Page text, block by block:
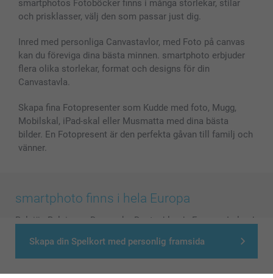
Skapa din Spelkort med personlig framsida
MyNameBook
Fotoramar & Tillbehör
Presentkort
Alla fotoprodukter
Villkor och garantier
Priser & betalning
smartphotos Fotoböcker finns i många storlekar, stilar
och prisklasser, välj den som passar just dig.
Inred med personliga Canvastavlor, med Foto på canvas
kan du föreviga dina bästa minnen. smartphoto erbjuder
flera olika storlekar, format och designs för din
Canvastavla.
Skapa fina Fotopresenter som Kudde med foto, Mugg,
Mobilskal, iPad-skal eller Musmatta med dina bästa
bilder. En Fotopresent är den perfekta gåvan till familj och
vänner.
smartphoto finns i hela Europa
België Belgique Danmark Deutschland France
Ireland
Nederland Norge Österreich Schweiz Suisse